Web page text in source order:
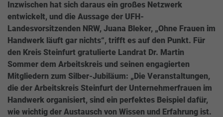
Inzwischen hat sich daraus ein großes Netzwerk
entwickelt, und die Aussage der UFH-
Landesvorsitzenden NRW, Juana Bleker, „Ohne Frauen im
Handwerk läuft gar nichts“, trifft es auf den Punkt. Für
den Kreis Steinfurt gratulierte Landrat Dr. Martin
Sommer dem Arbeitskreis und seinen engagierten
Mitgliedern zum Silber-Jubiläum: „Die Veranstaltungen,
die der Arbeitskreis Steinfurt der Unternehmerfrauen im
Handwerk organisiert, sind ein perfektes Beispiel dafür,
wie wichtig der Austausch von Wissen und Erfahrung ist.